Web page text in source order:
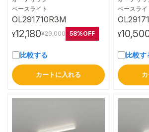
ベースライト
OL291710R3M
¥12,180¥29,000 58%OFF
比較する
カートに入れる
ベースライ
¥
比較す